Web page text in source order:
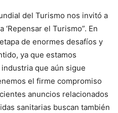
del Turismo nos invitó a
el Turismo”. En
de enormes desafíos y
ya que estamos
que aún sigue
el firme compromiso
anuncios relacionados
sanitarias buscan también